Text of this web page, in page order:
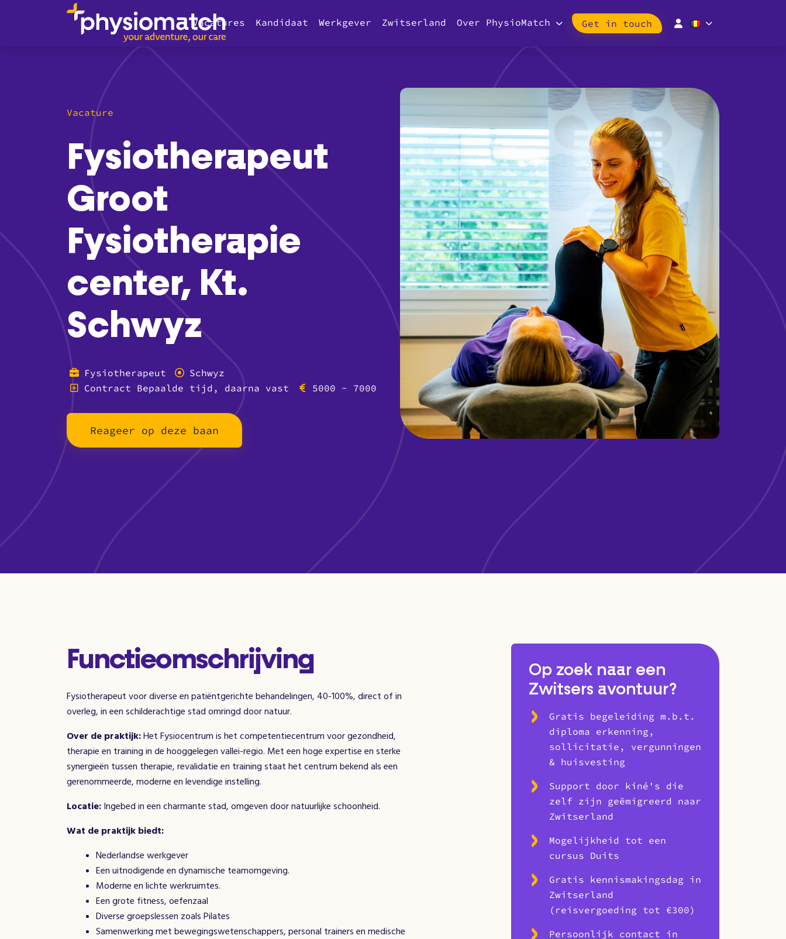
Vacatures Kandidaat Werkgever Zwitserland Over PhysioMatch Get in touch
Vacature
Fysiotherapeut
Groot
Fysiotherapie
center, Kt.
Schwyz
Fysiotherapeut
Schwyz
Contract Bepaalde tijd, daarna vast
5000 - 7000
Reageer op deze baan
Functieomschrijving
Fysiotherapeut voor diverse en patiëntgerichte behandelingen, 40-100%, direct of in
overleg, in een schilderachtige stad omringd door natuur.
Over de praktijk:Het Fysiocentrum is het competentiecentrum voor gezondheid,
therapie en training in de hooggelegen vallei-regio. Met een hoge expertise en sterke
synergieën tussen therapie, revalidatie en training staat het centrum bekend als een
gerenommeerde, moderne en levendige instelling.
Locatie: Ingebed in een charmante stad, omgeven door natuurlijke schoonheid.
Wat de praktijk biedt:
Nederlandse werkgever
Een uitnodigende en dynamische teamomgeving.
Moderne en lichte werkruimtes.
Een grote fitness, oefenzaal
Diverse groepslessen zoals Pilates
Samenwerking met bewegingswetenschappers, personal trainers en medische
Op zoek naar een
Zwitsers avontuur?
Gratis begeleiding m.b.t.
diploma erkenning,
sollicitatie, vergunningen
& huisvesting
Support door kiné's die
zelf zijn geëmigreerd naar
Zwitserland
Mogelijkheid tot een
cursus Duits
Gratis kennismakingsdag in
Zwitserland
(reisvergoeding tot €300)
Persoonlijk contact in